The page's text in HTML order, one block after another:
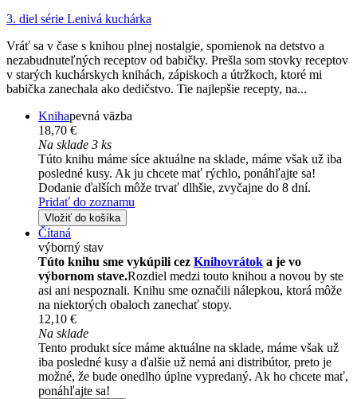
3. diel série Lenivá kuchárka
Vráť sa v čase s knihou plnej nostalgie, spomienok na detstvo a
nezabudnuteľných receptov od babičky. Prešla som stovky receptov
v starých kuchárskych knihách, zápiskoch a útržkoch, ktoré mi
babička zanechala ako dedičstvo. Tie najlepšie recepty, na...
Knihapevná väzba
18,70 €
Na sklade 3 ks
Túto knihu máme síce aktuálne na sklade, máme však už iba
posledné kusy. Ak ju chcete mať rýchlo, ponáhľajte sa!
Dodanie ďalších môže trvať dlhšie, zvyčajne do 8 dní.
Pridať do zoznamu
Vložiť do košíka
Čítaná
výborný stav
Túto knihu sme vykúpili cez Knihovrátok a je vo
výbornom stave.Rozdiel medzi touto knihou a novou by ste
asi ani nespoznali. Knihu sme označili nálepkou, ktorá môže
na niektorých obaloch zanechať stopy.
12,10 €
Na sklade
Tento produkt síce máme aktuálne na sklade, máme však už
iba posledné kusy a ďalšie už nemá ani distribútor, preto je
možné, že bude onedlho úplne vypredaný. Ak ho chcete mať,
ponáhľajte sa!